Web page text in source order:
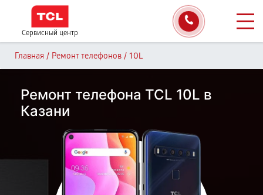
Сервисный центр
Главная / Ремонт телефонов / 10L
Ремонт телефона TCL 10L в
Казани